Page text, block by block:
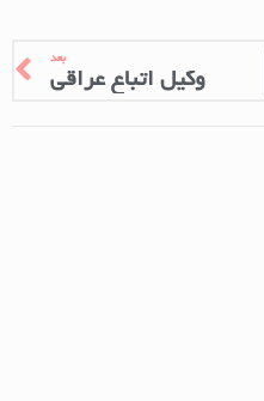
بعد
وکیل اتباع عراقی